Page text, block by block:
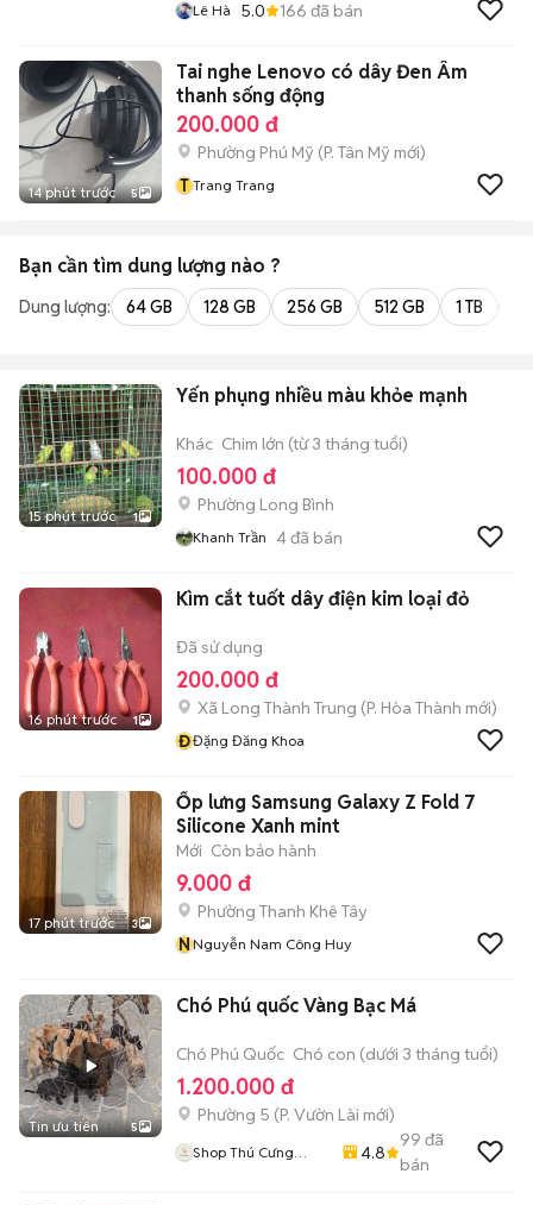
Lê Hà 5.0 166 đã bán
14 phút trước 5
Tai nghe Lenovo có dây Đen Âm
thanh sống động
200.000 đ
Phường Phú Mỹ (P. Tân Mỹ mới)
T Trang Trang
Bạn cần tìm dung lượng nào ?
Dung lượng: 64 GB 128 GB 256 GB 512 GB 1 TB
15 phút trước 1
Yến phụng nhiều màu khỏe mạnh
Khác Chim lớn (từ 3 tháng tuổi)
100.000 đ
Phường Long Bình
Khanh Trần 4đã bán
16 phút trước 1
Kìm cắt tuốt dây điện kim loại đỏ
Đã sử dụng
200.000 đ
Xã Long Thành Trung (P. Hòa Thành mới)
ĐĐặng Đăng Khoa
17 phút trước 3
Ốp lưng Samsung Galaxy Z Fold 7
Silicone Xanh mint
Mới Còn bảo hành
9.000 đ
Phường Thanh Khê Tây
NNguyễn Nam Công Huy
Tin ưu tiên 5
Chó Phú quốc Vàng Bạc Má
Chó Phú Quốc Chó con (dưới 3 tháng tuổi)
1.200.000 đ
Phường 5 (P. Vườn Lài mới)
Shop Thú Cưng
4.8
99 đã
bán